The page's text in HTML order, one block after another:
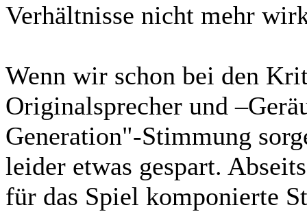
Verhältnisse nicht mehr
Wenn wir schon bei den
Originalsprecher und
Generation"-Stimmung
leider etwas gespart.
für das Spiel komponierte